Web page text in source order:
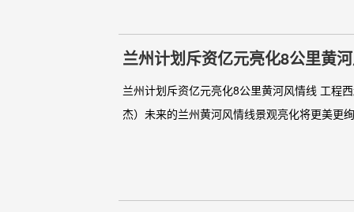
兰州计划斥资亿元亮化8公里黄
兰州计划斥资亿元亮化8公里黄河风情线 工程
杰）未来的兰州黄河风情线景观亮化将更美更